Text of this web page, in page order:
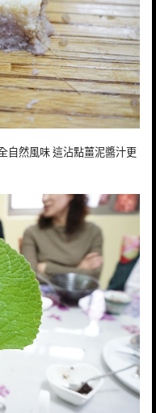
自然風味 這沾點薑泥醬汁更